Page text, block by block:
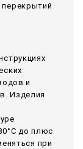
и
Изделия
до плюс
при